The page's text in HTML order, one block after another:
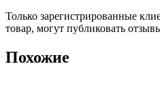
Только зарегистрированные
товар, могут публиковать
Похожие